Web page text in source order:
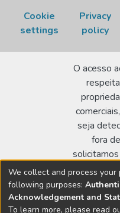
Cookie
settings
Privacy
policy
O acesso
seja
fora
realizar
Biblioteca
Av. Lineu Prestes
We collect and process
following purposes:
Acknowledgement and
To learn more, please read